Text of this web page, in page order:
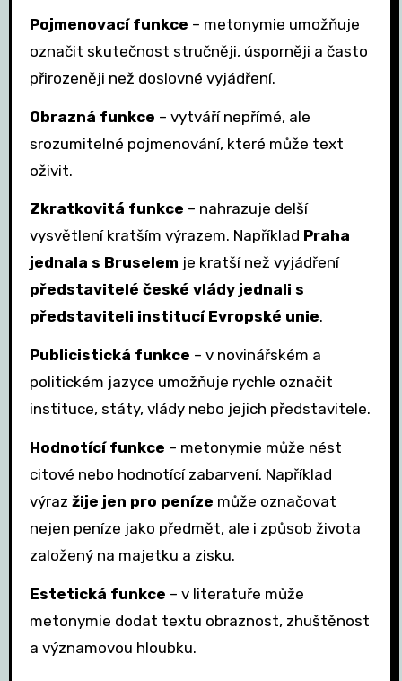
Pojmenovací funkce – metonymie umožňuje
označit skutečnost stručněji, úsporněji a často
přirozeněji než doslovné vyjádření.
Obrazná funkce – vytváří nepřímé, ale
srozumitelné pojmenování, které může text
oživit.
Zkratkovitá funkce – nahrazuje delší
vysvětlení kratším výrazem. Například Praha
jednala s Bruselem je kratší než vyjádření
představitelé české vlády jednali s
představiteli institucí Evropské unie.
Publicistická funkce – v novinářském a
politickém jazyce umožňuje rychle označit
instituce, státy, vlády nebo jejich představitele.
Hodnotící funkce – metonymie může nést
citové nebo hodnotící zabarvení. Například
výraz žije jen pro peníze může označovat
nejen peníze jako předmět, ale i způsob života
založený na majetku a zisku.
Estetická funkce – v literatuře může
metonymie dodat textu obraznost, zhuštěnost
a významovou hloubku.